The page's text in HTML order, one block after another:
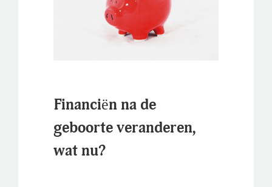
Financiën na de
geboorte veranderen,
wat nu?